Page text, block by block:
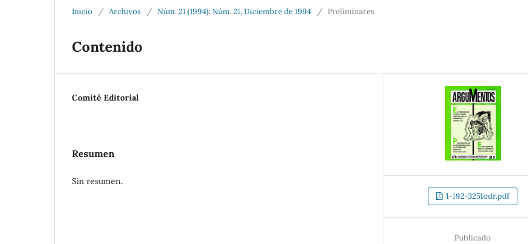
Inicio / Archivos / Núm. 21 (1994): Núm. 21, Diciembre de 1994 / Preliminares
Contenido
Comité Editorial
Resumen
Sin resumen.
1-192-3251odr.pdf
Publicado